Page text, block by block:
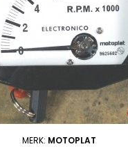
MERK: MOTOPLAT